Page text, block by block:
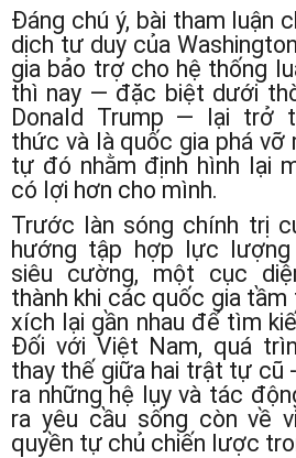
Đáng chú ý, bài tham luận
dịch tư duy của
gia bảo trợ cho hệ thống
thì nay — đặc biệt dưới
Donald Trump — lại trở
thức và là quốc gia phá vỡ
tự đó nhằm định hình lại
có lợi hơn cho mình.
Trước làn sóng chính trị
hướng tập hợp lực
siêu cường, một cục
thành khi các quốc gia
xích lại gần nhau để tìm
Đối với Việt Nam, quá
thay thế giữa hai trật tự cũ
ra những hệ lụy và tác
ra yêu cầu sống còn về
quyền tự chủ chiến lược